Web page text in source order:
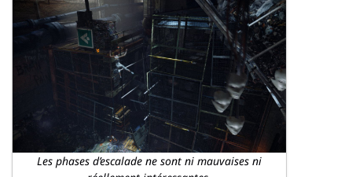
Les phases d’escalade ne sont ni mauvaises ni